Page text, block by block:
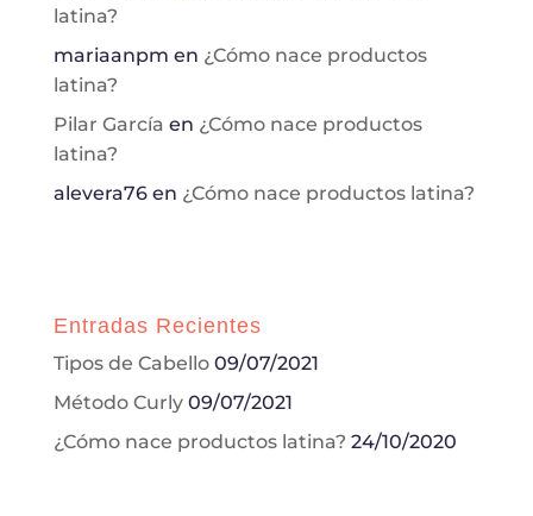
latina?
mariaanpm en ¿Cómo nace productos
latina?
Pilar García en ¿Cómo nace productos
latina?
alevera76en ¿Cómo nace productos latina?
Entradas Recientes
Tipos de Cabello 09/07/2021
Método Curly 09/07/2021
¿Cómo nace productos latina? 24/10/2020